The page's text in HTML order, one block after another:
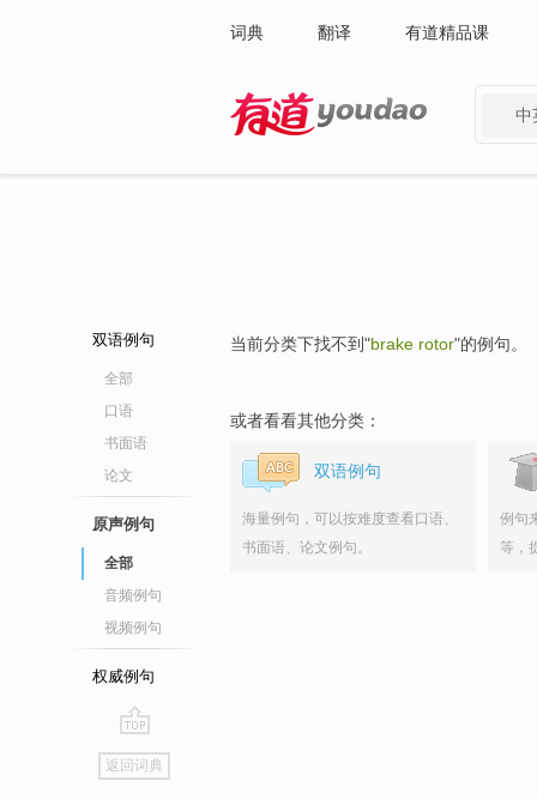
词典 翻译 有道精品课
中
双语例句
全部
口语
书面语
论文
原声例句
全部
音频例句
视频例句
权威例句
go
top
返回词典
当前分类下找不到"brake rotor"的例句。
或者看看其他分类：
双语例句
海量例句，可以按难度查看口语、
书面语、论文例句。
例句
等，